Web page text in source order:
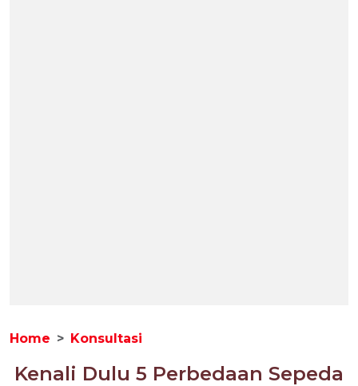
Home Konsultasi
Kenali Dulu 5 Perbedaan Sepeda